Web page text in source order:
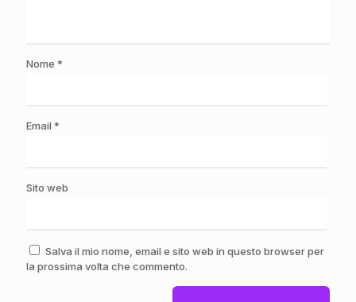
Nome *
Email *
Sito web
Salva il mio nome, email e sito web in questo browser per
la prossima volta che commento.